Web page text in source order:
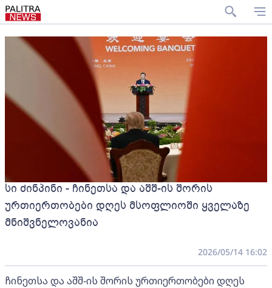
სი ძინპინი - ჩინეთსა და აშშ-ის შორის
ურთიერთობები დღეს მსოფლიოში ყველაზე
მნიშვნელოვანია
2026/05/14 16:02
ჩინეთსა და აშშ-ის შორის ურთიერთობები დღეს